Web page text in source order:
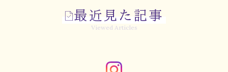
最近見た記事
Viewed Articles